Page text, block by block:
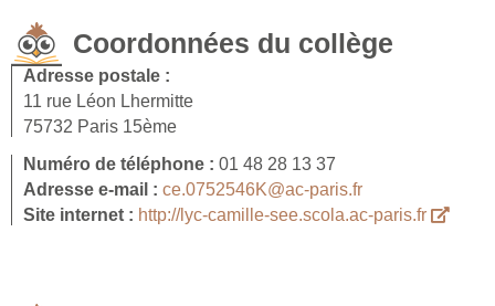
Coordonnées du collège
Adresse postale :
11 rue Léon Lhermitte
75732 Paris 15ème
Numéro de téléphone : 01 48 28 13 37
Adresse e-mail : ce.0752546K@ac-paris.fr
Site internet : http://lyc-camille-see.scola.ac-paris.fr